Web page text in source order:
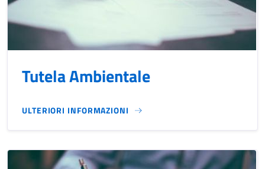
Tutela Ambientale
ULTERIORI INFORMAZIONI